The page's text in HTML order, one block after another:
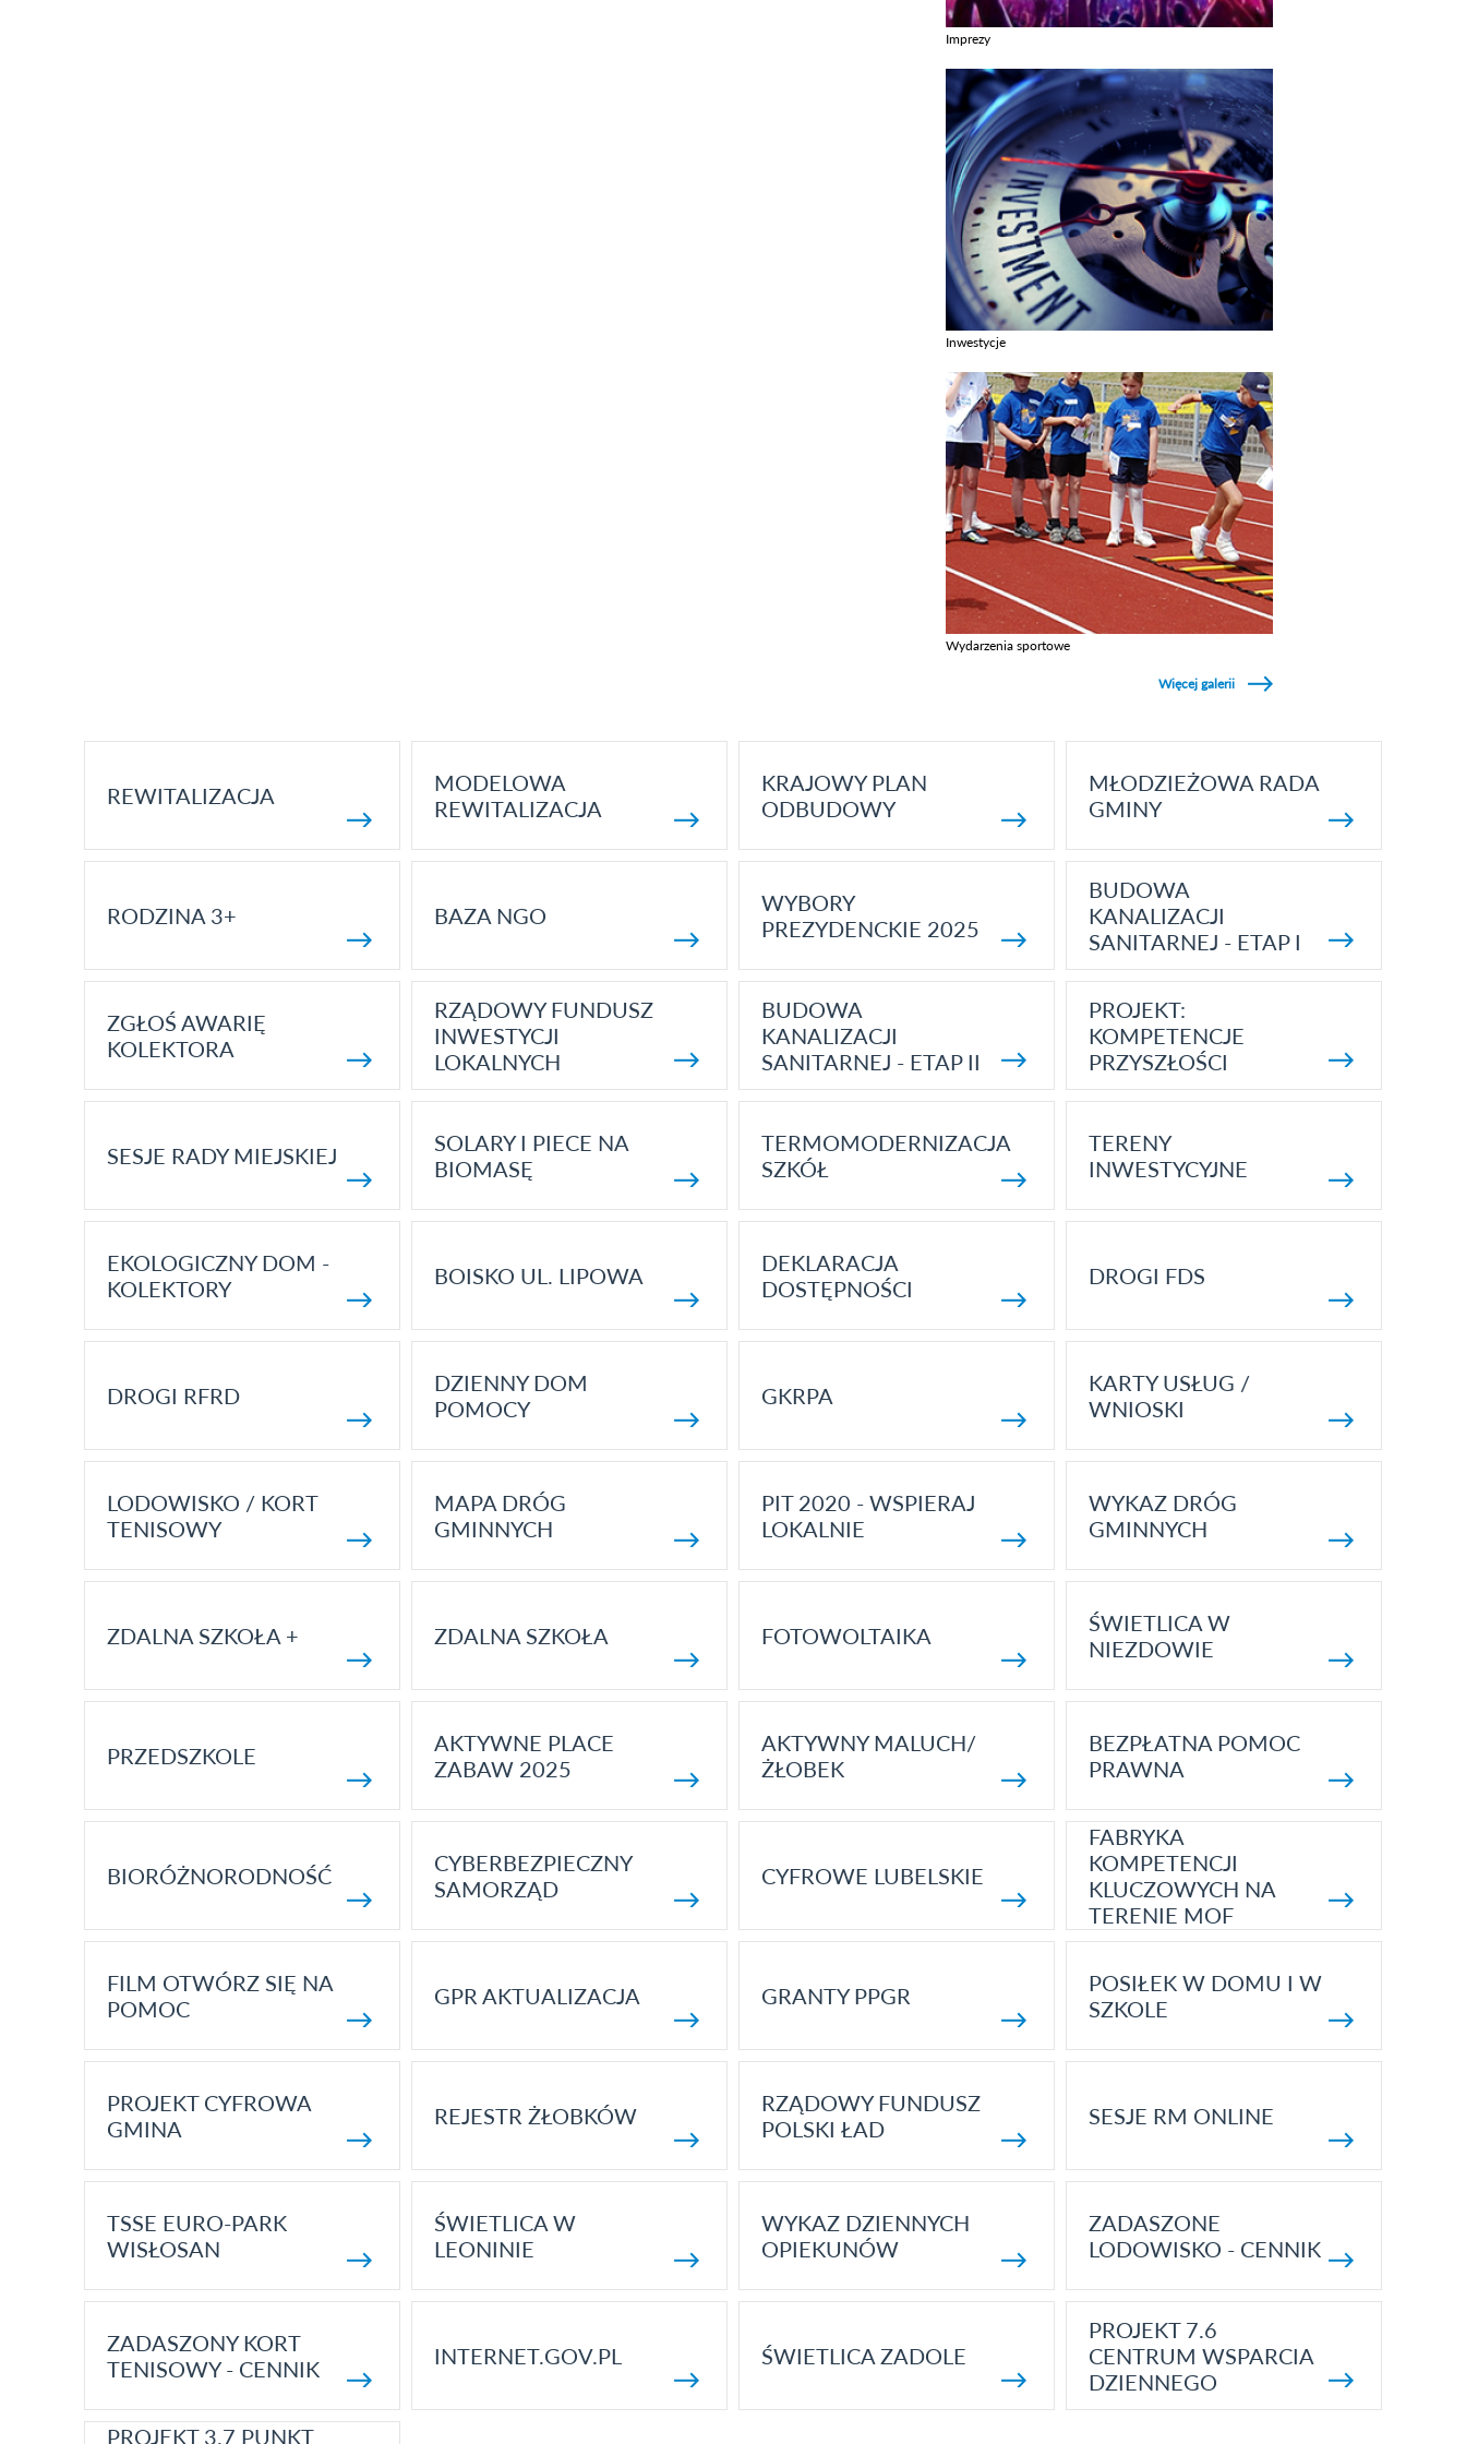
Imprezy
Inwestycje
Wydarzenia sportowe
Więcej galerii
REWITALIZACJA
MODELOWA
REWITALIZACJA
KRAJOWY PLAN
ODBUDOWY
MŁODZIEŻOWA RADA
GMINY
RODZINA 3+ BAZA NGO
WYBORY
PREZYDENCKIE 2025
BUDOWA
KANALIZACJI
SANITARNEJ - ETAP I
ZGŁOŚ AWARIĘ
KOLEKTORA
RZĄDOWY FUNDUSZ
INWESTYCJI
LOKALNYCH
BUDOWA
KANALIZACJI
SANITARNEJ - ETAP II
PROJEKT:
KOMPETENCJE
PRZYSZŁOŚCI
SESJE RADY MIEJSKIEJ
SOLARY I PIECE NA
BIOMASĘ
TERMOMODERNIZACJA
SZKÓŁ
TERENY
INWESTYCYJNE
EKOLOGICZNY DOM -
KOLEKTORY
BOISKO UL. LIPOWA
DEKLARACJA
DOSTĘPNOŚCI
DROGI FDS
DROGI RFRD
DZIENNY DOM
POMOCY
GKRPA
KARTY USŁUG /
WNIOSKI
LODOWISKO / KORT
TENISOWY
MAPA DRÓG
GMINNYCH
PIT 2020 - WSPIERAJ
LOKALNIE
WYKAZ DRÓG
GMINNYCH
ZDALNA SZKOŁA + ZDALNA SZKOŁA FOTOWOLTAIKA
ŚWIETLICA W
NIEZDOWIE
PRZEDSZKOLE
AKTYWNE PLACE
ZABAW 2025
AKTYWNY MALUCH/
ŻŁOBEK
BEZPŁATNA POMOC
PRAWNA
BIORÓŻNORODNOŚĆ
CYBERBEZPIECZNY
SAMORZĄD
CYFROWE LUBELSKIE
FABRYKA
KOMPETENCJI
KLUCZOWYCH NA
TERENIE MOF
FILM OTWÓRZ SIĘ NA
POMOC
GPR AKTUALIZACJA GRANTY PPGR
POSIŁEK W DOMU I W
SZKOLE
PROJEKT CYFROWA
GMINA
REJESTR ŻŁOBKÓW
RZĄDOWY FUNDUSZ
POLSKI ŁAD
SESJE RM ONLINE
TSSE EURO-PARK
WISŁOSAN
ŚWIETLICA W
LEONINIE
WYKAZ DZIENNYCH
OPIEKUNÓW
ZADASZONE
LODOWISKO - CENNIK
ZADASZONY KORT
TENISOWY - CENNIK
INTERNET.GOV.PL ŚWIETLICA ZADOLE
PROJEKT 7.6
CENTRUM WSPARCIA
DZIENNEGO
PROJEKT 3.7 PUNKT